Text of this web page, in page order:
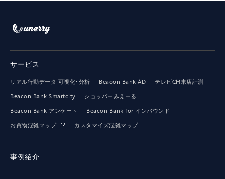
サービス
リアル行動データ 可視化・分析 Beacon Bank AD
テレビCM来店計測
Beacon Bank Smartcity
ショッパーみえーる
Beacon Bank アンケート
Beacon Bank for インバウンド
お買物混雑マップ
カスタマイズ混雑マップ
事例紹介